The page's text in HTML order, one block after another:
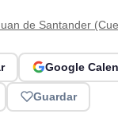
de Santander
Google
Guardar